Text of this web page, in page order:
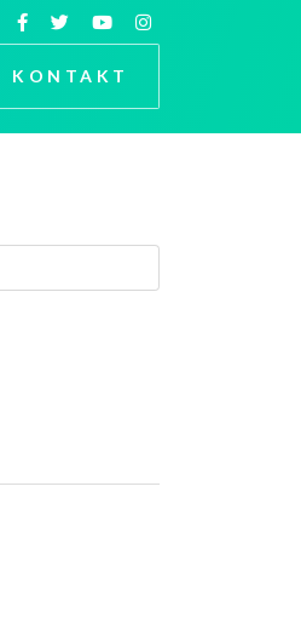
KONTAKT